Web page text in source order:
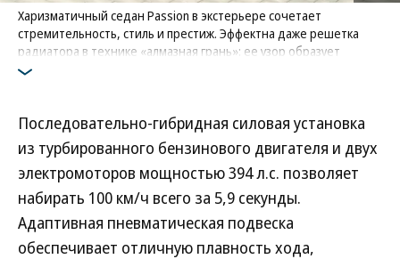
Харизматичный седан Passion в экстерьере сочетает
стремительность, стиль и престиж. Эффектна даже решетка
радиатора в технике «алмазная грань»: ее узор образует
множество сверкающих логотипов бренда в виде парящей
Последовательно-гибридная силовая установка
из турбированного бензинового двигателя и двух
электромоторов мощностью 394 л.с. позволяет
набирать 100 км/ч всего за 5,9 секунды.
Адаптивная пневматическая подвеска
обеспечивает отличную плавность хода,